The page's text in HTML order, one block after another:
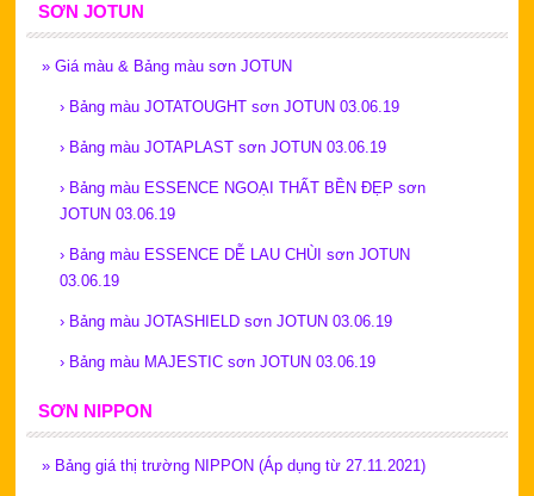
SƠN JOTUN
» Giá màu & Bảng màu sơn JOTUN
› Bảng màu JOTATOUGHT sơn JOTUN 03.06.19
› Bảng màu JOTAPLAST sơn JOTUN 03.06.19
› Bảng màu ESSENCE NGOẠI THẤT BỀN ĐẸP sơn
JOTUN 03.06.19
› Bảng màu ESSENCE DỄ LAU CHÙI sơn JOTUN
03.06.19
› Bảng màu JOTASHIELD sơn JOTUN 03.06.19
› Bảng màu MAJESTIC sơn JOTUN 03.06.19
SƠN NIPPON
» Bảng giá thị trường NIPPON (Áp dụng từ 27.11.2021)